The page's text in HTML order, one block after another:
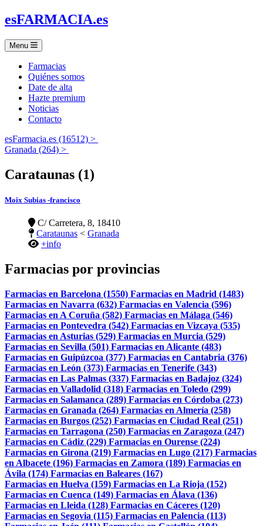
esFARMACIA.es
Menu
Farmacias
Quiénes somos
Date de alta
Hazte premium
Noticias
Contacto
esFarmacia.es (16512) >
Granada (264) >
Carataunas (1)
Moix Subias -francisco
C/ Carretera, 8, 18410
Carataunas < Granada
+info
Farmacias por provincias
Farmacias en Barcelona (1550) Farmacias en Madrid (1483)
Farmacias en Navarra (632) Farmacias en Valencia (596)
Farmacias en A Coruña (582) Farmacias en Málaga (546)
Farmacias en Pontevedra (542) Farmacias en Vizcaya (535)
Farmacias en Asturias (529) Farmacias en Murcia (529)
Farmacias en Sevilla (501) Farmacias en Alicante (483)
Farmacias en Guipúzcoa (377) Farmacias en Cantabria (376)
Farmacias en León (373) Farmacias en Tenerife (343)
Farmacias en Las Palmas (337) Farmacias en Badajoz (324)
Farmacias en Valladolid (318) Farmacias en Toledo (299)
Farmacias en Salamanca (289) Farmacias en Córdoba (273)
Farmacias en Granada (264) Farmacias en Almería (258)
Farmacias en Burgos (252) Farmacias en Ciudad Real (251)
Farmacias en Tarragona (250) Farmacias en Zaragoza (247)
Farmacias en Cádiz (229) Farmacias en Ourense (224)
Farmacias en Girona (219) Farmacias en Lugo (217) Farmacias
en Albacete (196) Farmacias en Zamora (189) Farmacias en
Ávila (174) Farmacias en Baleares (167)
Farmacias en Huelva (159) Farmacias en La Rioja (152)
Farmacias en Cuenca (149) Farmacias en Álava (136)
Farmacias en Lleida (128) Farmacias en Cáceres (120)
Farmacias en Segovia (115) Farmacias en Palencia (113)